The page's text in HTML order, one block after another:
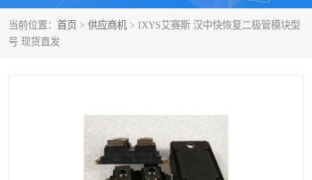
当前位置： 首页 > 供应商机 > IXYS艾赛斯 汉中快恢复二极管模块型
号 现货直发
SEMIKRON西门康IGBT SEMIKRON西门康可控硅